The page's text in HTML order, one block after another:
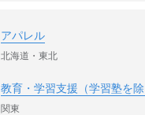
アパレル
北海道・東北
教育・学習支援（学習塾を除
関東